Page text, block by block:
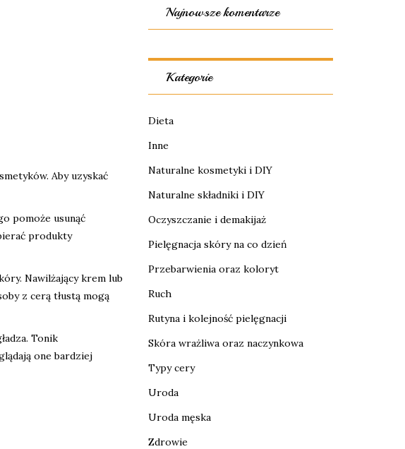
Aby uzyskać
pomoże usunąć
produkty
Nawilżający krem lub
z cerą tłustą mogą
Tonik
one bardziej
Najnowsze komentarze
Kategorie
Dieta
Inne
Naturalne kosmetyki i DIY
Naturalne składniki i DIY
Oczyszczanie i demakijaż
Pielęgnacja skóry na co dzień
Przebarwienia oraz koloryt
Ruch
Rutyna i kolejność pielęgnacji
Skóra wrażliwa oraz naczynkowa
Typy cery
Uroda
Uroda męska
Zdrowie